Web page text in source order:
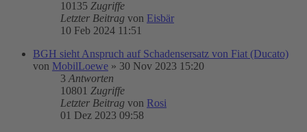
10135 Zugriffe
Letzter Beitrag von Eisbär
10 Feb 2024 11:51
BGH sieht Anspruch auf Schadensersatz von Fiat (Ducato)
von MobilLoewe » 30 Nov 2023 15:20
3 Antworten
10801 Zugriffe
Letzter Beitrag von Rosi
01 Dez 2023 09:58